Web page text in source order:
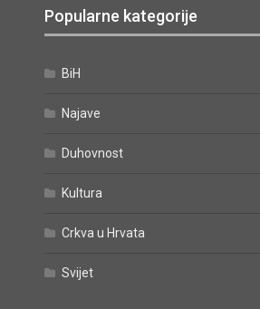
Popularne kategorije
BiH
Najave
Duhovnost
Kultura
Crkva u Hrvata
Svijet